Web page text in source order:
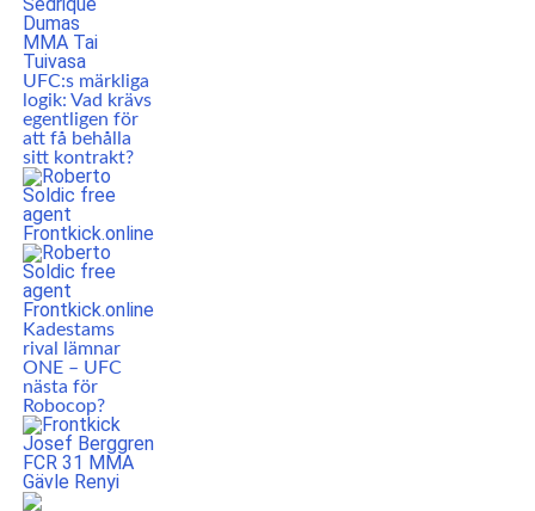
UFC:s märkliga
logik: Vad krävs
egentligen för
att få behålla
sitt kontrakt?
Kadestams
rival lämnar
ONE – UFC
nästa för
Robocop?